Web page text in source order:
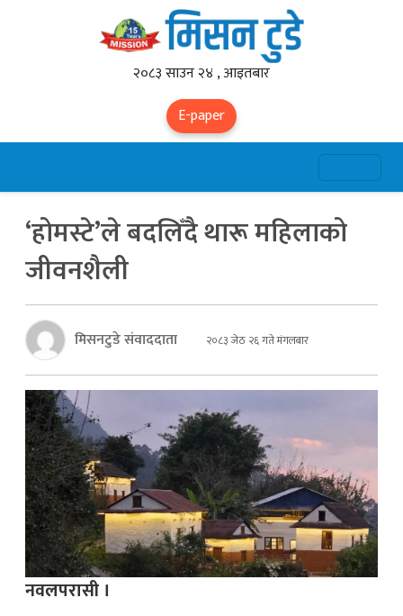
२०८३ साउन २४ , आइतबार
E-paper
‘होमस्टे’ले बदलिँदै थारू महिलाको
जीवनशैली
मिसनटुडे संवाददाता २०८३ जेठ २६ गते मंगलबार
नवलपरासी ।